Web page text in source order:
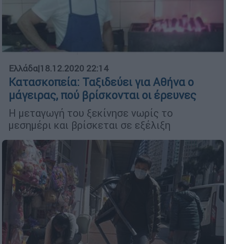
Ελλάδα|18.12.2020 22:14
Κατασκοπεία: Ταξιδεύει για Αθήνα ο
μάγειρας, πού βρίσκονται οι έρευνες
Η μεταγωγή του ξεκίνησε νωρίς το
μεσημέρι και βρίσκεται σε εξέλιξη